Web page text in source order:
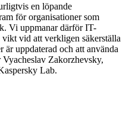
en löpande
för organisationer som
Vi uppmanar därför IT-
vikt vid att verkligen säkerställa
är uppdaterad och att använda
Zakorzhevsky,
Lab.